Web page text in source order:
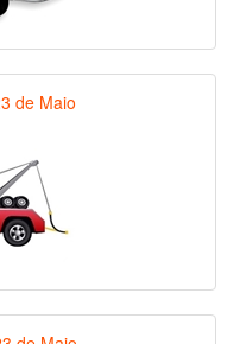
de Maio